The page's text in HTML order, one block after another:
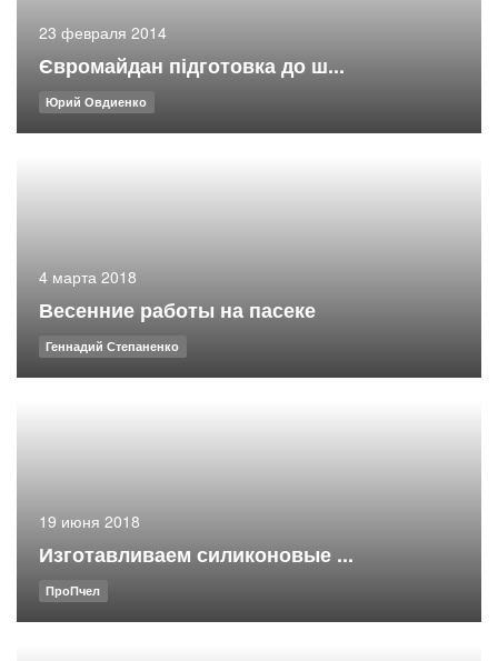
23 февраля 2014
Євромайдан підготовка до ш...
Юрий Овдиенко
4 марта 2018
Весенние работы на пасеке
Геннадий Степаненко
19 июня 2018
Изготавливаем силиконовые ...
ПроПчел